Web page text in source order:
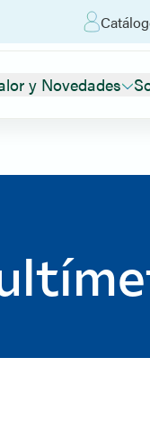
y Novedades